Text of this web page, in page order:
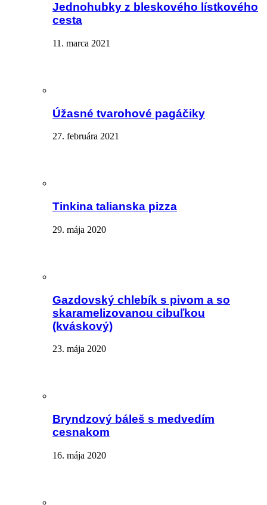
Jednohubky z bleskového lístkového
cesta
11. marca 2021
Úžasné tvarohové pagáčiky
27. februára 2021
Tinkina talianska pizza
29. mája 2020
Gazdovský chlebík s pivom a so
skaramelizovanou cibuľkou
(kváskový)
23. mája 2020
Bryndzový báleš s medvedím
cesnakom
16. mája 2020